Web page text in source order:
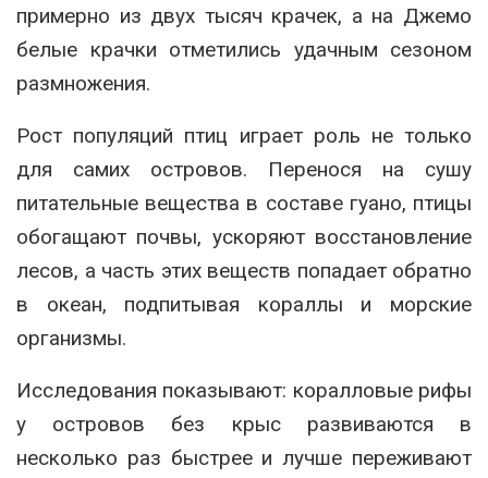
примерно из двух тысяч крачек, а на Джемо
белые крачки отметились удачным сезоном
размножения.
Рост популяций птиц играет роль не только
для самих островов. Перенося на сушу
питательные вещества в составе гуано, птицы
обогащают почвы, ускоряют восстановление
лесов, а часть этих веществ попадает обратно
в океан, подпитывая кораллы и морские
организмы.
Исследования показывают: коралловые рифы
у островов без крыс развиваются в
несколько раз быстрее и лучше переживают